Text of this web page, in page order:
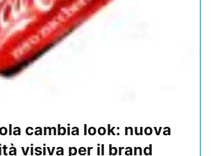
cambia look: nuova
visiva per il brand